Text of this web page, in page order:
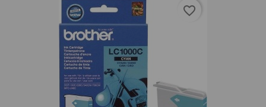
favorite_border